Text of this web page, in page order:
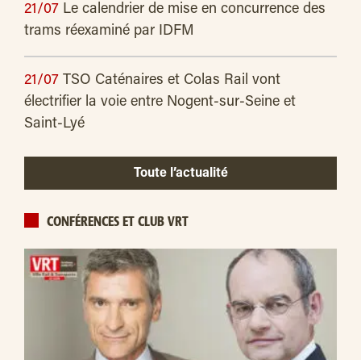
21/07 Le calendrier de mise en concurrence des
trams réexaminé par IDFM
21/07 TSO Caténaires et Colas Rail vont
électrifier la voie entre Nogent-sur-Seine et
Saint-Lyé
Toute l’actualité
CONFÉRENCES ET CLUB VRT